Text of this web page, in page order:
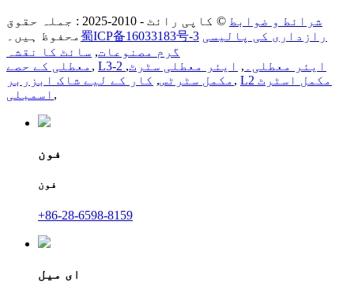
شرائط و ضوابط
© کاپی رائٹ - 2010-2025 : جملہ حقوق
محفوظ ہیں۔蜀ICP备16033183号-3 رازداری کی پالیسی
گرم مصنوعات, سائٹ کا نقشہ
معطلی کے حصے , L3-2 ایئر معطلی۔ , ایئر معطلی سٹرٹ,
مکمل سٹرٹس, کار کے لیے شاک ابزربر , L2 مکمل اسٹرٹ
اسمبلی ,
فون
فون
+86-28-6598-8159
ای میل